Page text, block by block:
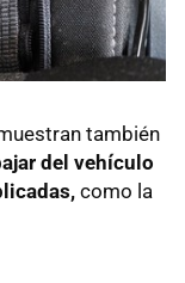
también
del vehículo
como la